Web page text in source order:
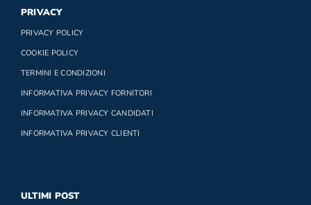
PRIVACY
PRIVACY POLICY
COOKIE POLICY
TERMINI E CONDIZIONI
INFORMATIVA PRIVACY FORNITORI
INFORMATIVA PRIVACY CANDIDATI
INFORMATIVA PRIVACY CLIENTI
ULTIMI POST